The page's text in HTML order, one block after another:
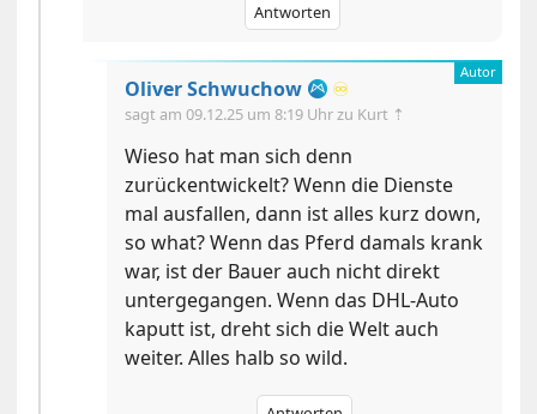
Antworten
Oliver Schwuchow ♾️
sagt am09.12.25 um 8:19 Uhrzu Kurt ⇡
Wieso hat man sich denn
zurückentwickelt? Wenn die Dienste
mal ausfallen, dann ist alles kurz down,
so what? Wenn das Pferd damals krank
war, ist der Bauer auch nicht direkt
untergegangen. Wenn das DHL-Auto
kaputt ist, dreht sich die Welt auch
weiter. Alles halb so wild.